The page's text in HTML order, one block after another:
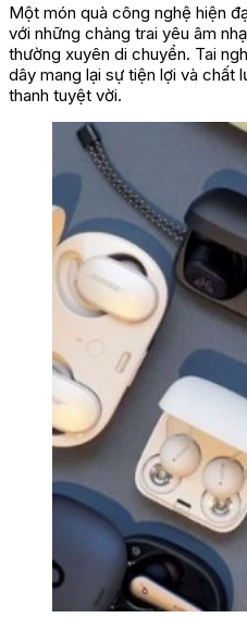
Một món quà công nghệ hiện
với những chàng trai yêu âm
thường xuyên di chuyển. Tai
dây mang lại sự tiện lợi và chất
thanh tuyệt vời.